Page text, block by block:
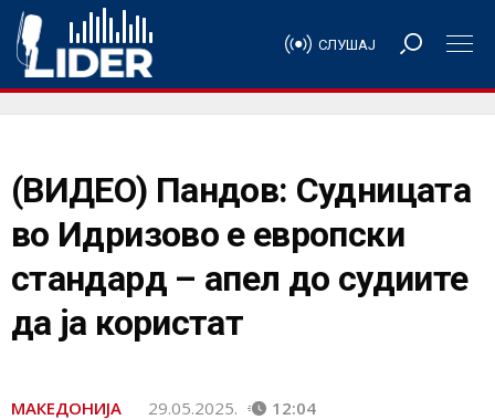
СЛУШАЈ
(ВИДЕО) Пандов: Судницата
во Идризово е европски
стандард – апел до судиите
да ја користат
МАКЕДОНИЈА 29.05.2025. 12:04